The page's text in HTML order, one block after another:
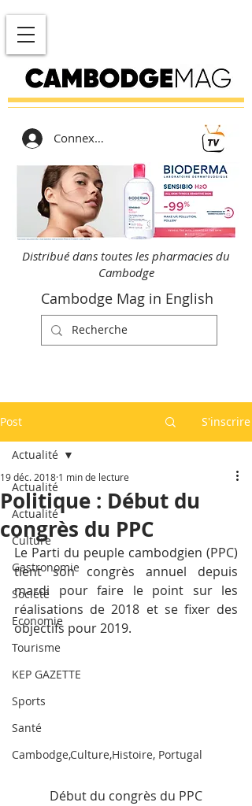
Connexion
Distribué dans toutes les pharmacies du
Cambodge
Cambodge Mag in English
Post S'inscrire
Actualité
Actualité
Culture
Gastronomie
Société
Economie
Tourisme
KEP GAZETTE
Sports
Santé
Cambodge,Culture,Histoire, Portugal
Actualité
Politique : Début du
congrès du PPC
19 déc. 2018 1 min de lecture
Le Parti du peuple cambodgien (PPC)
tient son congrès annuel depuis
mardi pour faire le point sur les
réalisations de 2018 et se fixer des
objectifs pour 2019.
Début du congrès du PPC